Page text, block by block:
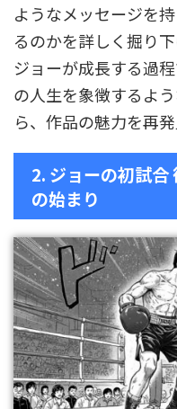
ようなメッセージを
るのかを詳しく掘り下
ジョーが成長する過
の人生を象徴するよ
ら、作品の魅力を再
2. ジョーの初試合
の始まり